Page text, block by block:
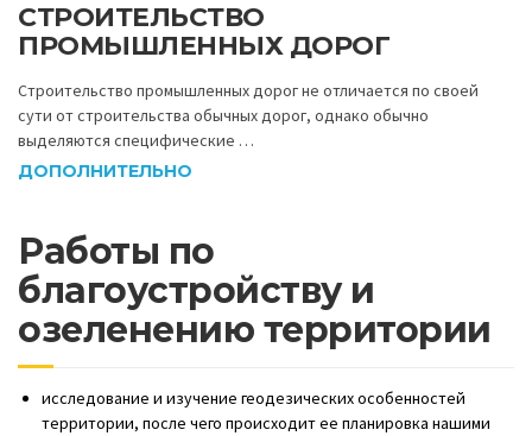
СТРОИТЕЛЬСТВО
ПРОМЫШЛЕННЫХ ДОРОГ
Строительство промышленных дорог не отличается по своей
сути от строительства обычных дорог, однако обычно
выделяются специфические …
ДОПОЛНИТЕЛЬНО
Работы по
благоустройству и
озеленению территории
исследование и изучение геодезических особенностей
территории, после чего происходит ее планировка нашими